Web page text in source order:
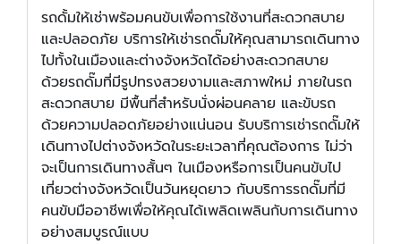
รถดั้มให้เช่าพร้อมคนขับเพื่อการใช้งานที่สะดวกสบาย
และปลอดภัย บริการให้เช่ารถดั๊มให้คุณสามารถเดินทาง
ไปทั้งในเมืองและต่างจังหวัดได้อย่างสะดวกสบาย
ด้วยรถดั๊มที่มีรูปทรงสวยงามและสภาพใหม่ ภายในรถ
สะดวกสบาย มีพื้นที่สำหรับนั่งผ่อนคลาย และขับรถ
ด้วยความปลอดภัยอย่างแน่นอน รับบริการเช่ารถดั๊มให้
เดินทางไปต่างจังหวัดในระยะเวลาที่คุณต้องการ ไม่ว่า
จะเป็นการเดินทางสั้นๆ ในเมืองหรือการเป็นคนขับไป
เที่ยวต่างจังหวัดเป็นวันหยุดยาว กับบริการรถดั๊มที่มี
คนขับมืออาชีพเพื่อให้คุณได้เพลิดเพลินกับการเดินทาง
อย่างสมบูรณ์แบบ